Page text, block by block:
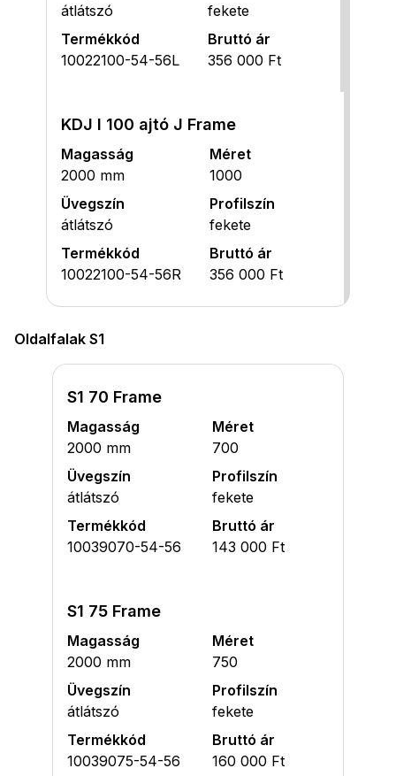
átlátszó
fekete
Termékkód
10022100-54-56L
Bruttó ár
356 000 Ft
KDJ I 100 ajtó J Frame
Magasság
2000 mm
Méret
1000
Üvegszín
átlátszó
Profilszín
fekete
Termékkód
10022100-54-56R
Bruttó ár
356 000 Ft
Oldalfalak S1
S1 70 Frame
Magasság
2000 mm
Méret
700
Üvegszín
átlátszó
Profilszín
fekete
Termékkód
10039070-54-56
Bruttó ár
143 000 Ft
S1 75 Frame
Magasság
2000 mm
Méret
750
Üvegszín
átlátszó
Profilszín
fekete
Termékkód
10039075-54-56
Bruttó ár
160 000 Ft